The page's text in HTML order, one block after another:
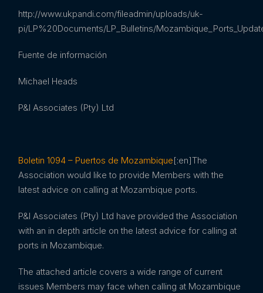
http://www.ukpandi.com/fileadmin/uploads/uk-
pi/LP%20Documents/LP_Bulletins/
Fuente de información
Michael Heads
P&I Associates (Pty) Ltd
Boletin 1094 – Puertos de Mozambique[:en]The
Association would like to provide Members with the
latest advice on calling at Mozambique ports.
P&I Associates (Pty) Ltd have provided the Association
with an in depth article on the latest advice for calling at
ports in Mozambique.
The attached article covers a wide range of current
issues Members may face when calling at Mozambique